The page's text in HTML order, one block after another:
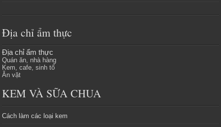
Địa chỉ ẩm thực
Địa chỉ ẩm thực
Quán ăn, nhà hàng
Kem, cafe, sinh tố
Ăn vặt
KEM VÀ SỮA CHUA
Cách làm các loại kem